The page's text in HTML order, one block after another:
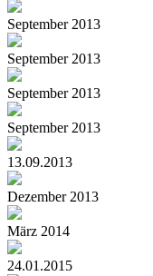
September 2013
September 2013
September 2013
September 2013
13.09.2013
Dezember 2013
März 2014
24.01.2015